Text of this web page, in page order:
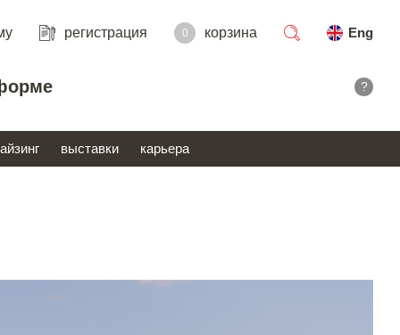
регистрация 0 корзина
Eng
?
выставки карьера